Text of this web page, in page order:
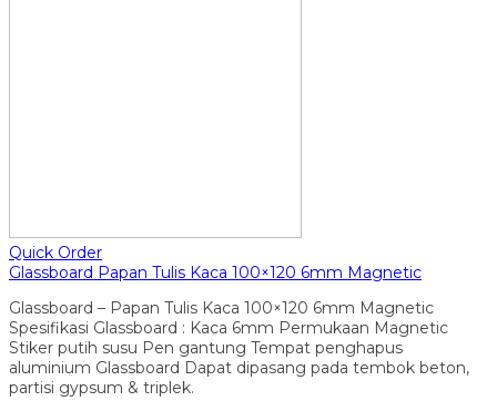
Quick Order
Glassboard Papan Tulis Kaca 100×120 6mm Magnetic
Glassboard – Papan Tulis Kaca 100×120 6mm Magnetic
Spesifikasi Glassboard : Kaca 6mm Permukaan Magnetic
Stiker putih susu Pen gantung Tempat penghapus
aluminium Glassboard Dapat dipasang pada tembok beton,
partisi gypsum & triplek.